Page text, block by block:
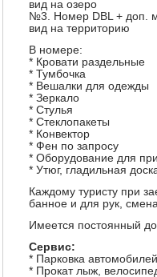
вид на озеро
№3. Номер DBL + доп.
вид на территорию
В номере:
* Кровати раздельные
* Тумбочка
* Вешалки для одежды
* Зеркало
* Стулья
* Стеклопакеты
* Конвектор
* Фен по запросу
* Оборудование для
* Утюг, гладильная
Каждому туристу при
банное и для рук,
Имеется постоянный
Сервис:
* Парковка автомобилей
* Прокат лыж,